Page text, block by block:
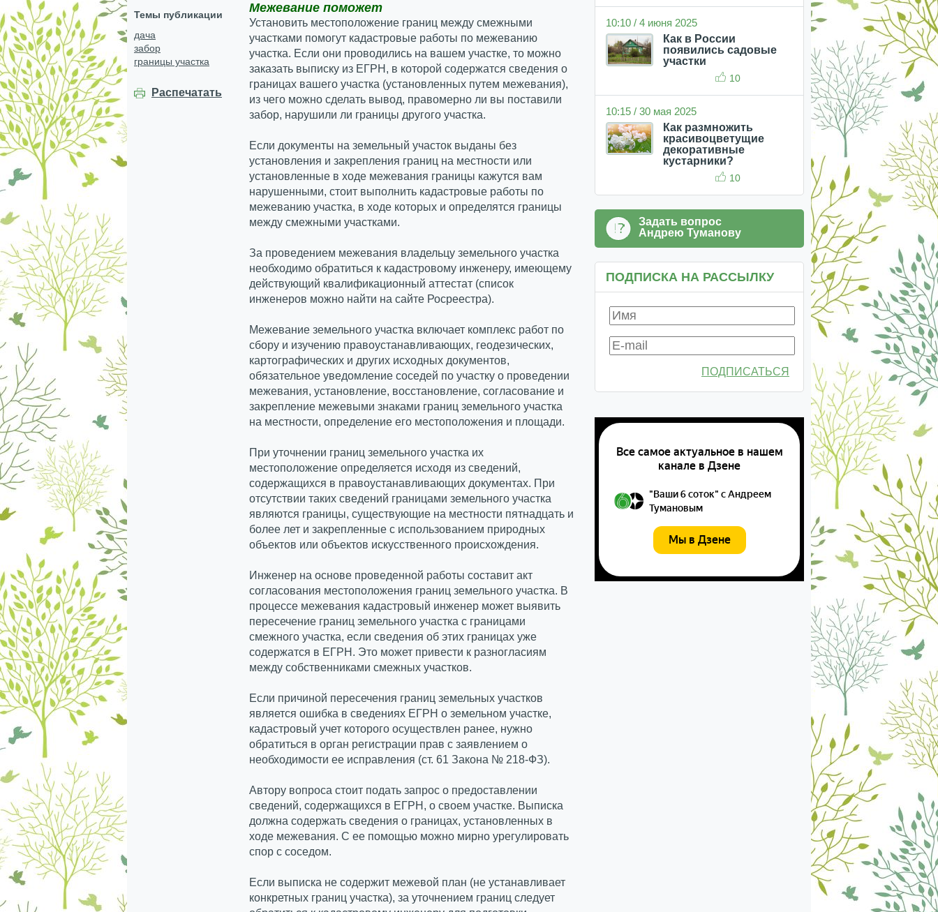
Темы публикации
дача
забор
границы участка
Распечатать
Межевание поможет
Установить местоположение границ между смежными
участками помогут кадастровые работы по межеванию
участка. Если они проводились на вашем участке, то можно
заказать выписку из ЕГРН, в которой содержатся сведения о
границах вашего участка (установленных путем межевания),
из чего можно сделать вывод, правомерно ли вы поставили
забор, нарушили ли границы другого участка.
Если документы на земельный участок выданы без
установления и закрепления границ на местности или
установленные в ходе межевания границы кажутся вам
нарушенными, стоит выполнить кадастровые работы по
межеванию участка, в ходе которых и определятся границы
между смежными участками.
За проведением межевания владельцу земельного участка
необходимо обратиться к кадастровому инженеру, имеющему
действующий квалификационный аттестат (список
инженеров можно найти на сайте Росреестра).
Межевание земельного участка включает комплекс работ по
сбору и изучению правоустанавливающих, геодезических,
картографических и других исходных документов,
обязательное уведомление соседей по участку о проведении
межевания, установление, восстановление, согласование и
закрепление межевыми знаками границ земельного участка
на местности, определение его местоположения и площади.
При уточнении границ земельного участка их
местоположение определяется исходя из сведений,
содержащихся в правоустанавливающих документах. При
отсутствии таких сведений границами земельного участка
являются границы, существующие на местности пятнадцать и
более лет и закрепленные с использованием природных
объектов или объектов искусственного происхождения.
Инженер на основе проведенной работы составит акт
согласования местоположения границ земельного участка. В
процессе межевания кадастровый инженер может выявить
пересечение границ земельного участка с границами
смежного участка, если сведения об этих границах уже
содержатся в ЕГРН. Это может привести к разногласиям
между собственниками смежных участков.
Если причиной пересечения границ земельных участков
является ошибка в сведениях ЕГРН о земельном участке,
кадастровый учет которого осуществлен ранее, нужно
обратиться в орган регистрации прав с заявлением о
необходимости ее исправления (ст. 61 Закона № 218-ФЗ).
Автору вопроса стоит подать запрос о предоставлении
сведений, содержащихся в ЕГРН, о своем участке. Выписка
должна содержать сведения о границах, установленных в
ходе межевания. С ее помощью можно мирно урегулировать
спор с соседом.
Если выписка не содержит межевой план (не устанавливает
конкретных границ участка), за уточнением границ следует
10:10 / 4 июня 2025
Как в России
появились садовые
участки
10
10:15 / 30 мая 2025
Как размножить
красивоцветущие
декоративные
кустарники?
10
Задать вопрос
Андрею Туманову
ПОДПИСКА НА РАССЫЛКУ
ПОДПИСАТЬСЯ